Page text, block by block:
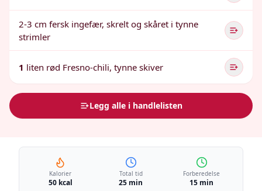
2-3 cm fersk ingefær, skrelt og skåret i tynne
strimler
1 liten rød Fresno-chili, tynne skiver
Legg alle i handlelisten
Kalorier
50 kcal
Total tid
25 min
Forberedelse
15 min